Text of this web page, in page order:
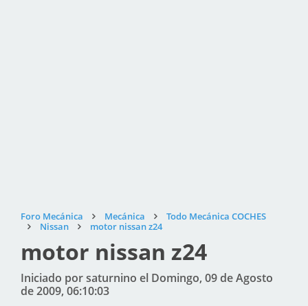
Foro Mecánica Mecánica
Todo Mecánica COCHES
Nissan
motor nissan z24
motor nissan z24
Iniciado por saturnino el Domingo, 09 de Agosto
de 2009, 06:10:03